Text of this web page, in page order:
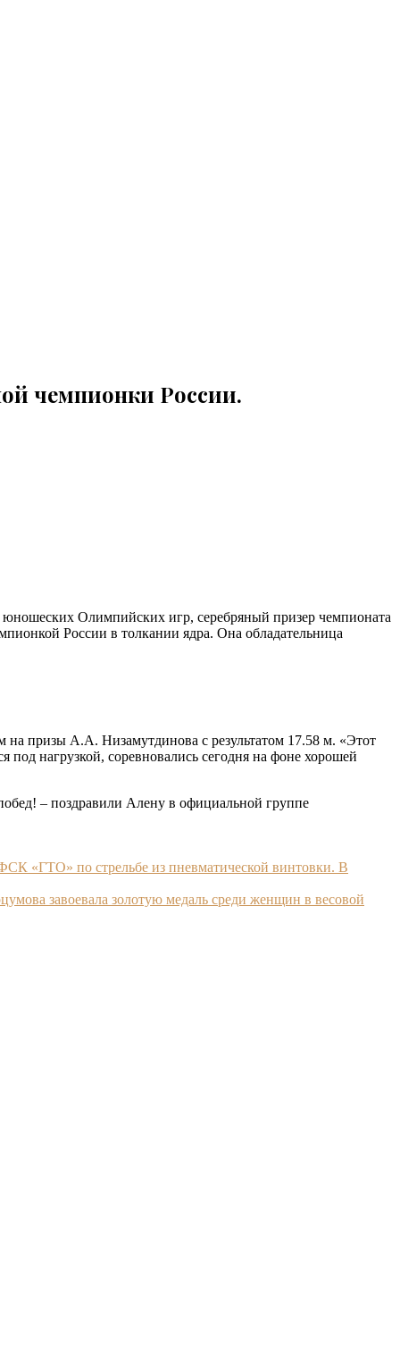
чемпионки России.
Олимпийских игр, серебряный призер чемпионата
России в толкании ядра. Она обладательница
на призы А.А. Низамутдинова с результатом 17.58 м. «Этот
под нагрузкой, соревновались сегодня на фоне хорошей
– поздравили Алену в официальной группе
«ГТО» по стрельбе из пневматической винтовки. В
завоевала золотую медаль среди женщин в весовой